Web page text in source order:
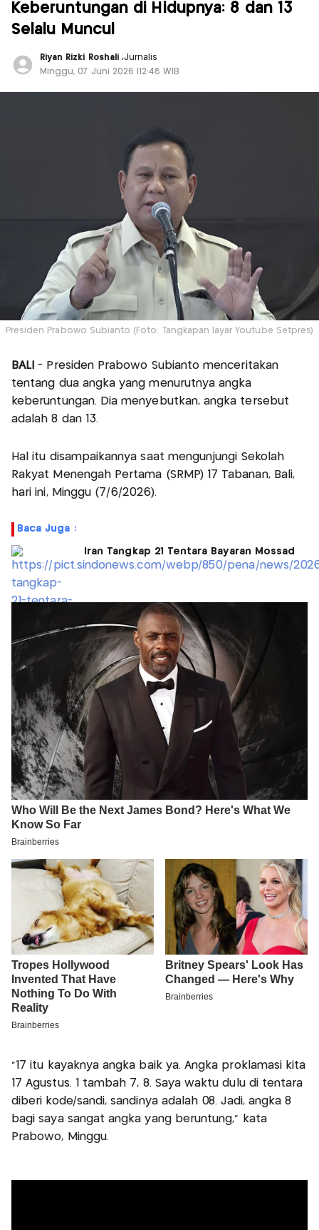
Keberuntungan di Hidupnya: 8 dan 13
Selalu Muncul
Riyan Rizki Roshali ,Jurnalis
Minggu, 07 Juni 2026 |12:48 WIB
Presiden Prabowo Subianto (Foto: Tangkapan layar Youtube Setpres)
BALI- Presiden Prabowo Subianto menceritakan
tentang dua angka yang menurutnya angka
keberuntungan. Dia menyebutkan, angka tersebut
adalah 8 dan 13.
Hal itu disampaikannya saat mengunjungi Sekolah
Rakyat Menengah Pertama (SRMP) 17 Tabanan, Bali,
hari ini, Minggu (7/6/2026).
Baca Juga :
Iran Tangkap 21 Tentara Bayaran Mossad
“17 itu kayaknya angka baik ya. Angka proklamasi kita
17 Agustus. 1 tambah 7, 8. Saya waktu dulu di tentara
diberi kode/sandi, sandinya adalah 08. Jadi, angka 8
bagi saya sangat angka yang beruntung,” kata
Prabowo, Minggu.